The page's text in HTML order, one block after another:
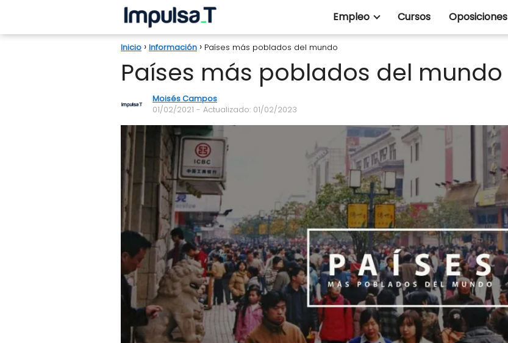
Empleo Cursos Oposiciones
Inicio Información Países más poblados del mundo
Países más poblados del mundo
Moisés Campos
01/02/2021 - Actualizado: 01/02/2023